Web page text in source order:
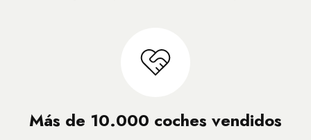
Más de 10.000 coches vendidos